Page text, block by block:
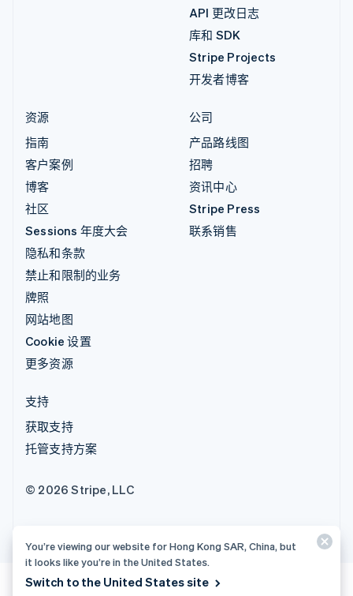
API 更改日志
库和 SDK
Stripe Projects
开发者博客
资源
指南
客户案例
博客
社区
Sessions 年度大会
隐私和条款
禁止和限制的业务
牌照
网站地图
Cookie 设置
更多资源
公司
产品路线图
招聘
资讯中心
Stripe Press
联系销售
支持
获取支持
托管支持方案
© 2026 Stripe, LLC
You’re viewing our website for Hong Kong SAR, China, but
it looks like you’re in the United States.
Switch to the United States site